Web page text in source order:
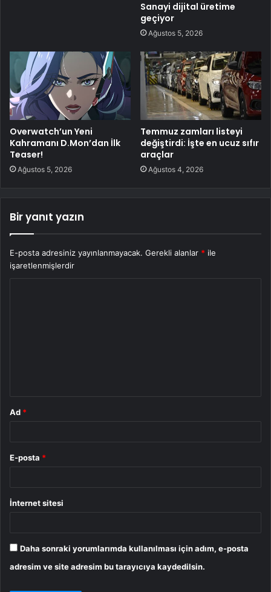
Sanayi dijital üretime
geçiyor
Ağustos 5, 2026
Overwatch’un Yeni
Kahramanı D.Mon’dan İlk
Teaser!
Ağustos 5, 2026
Temmuz zamları listeyi
değiştirdi: İşte en ucuz sıfır
araçlar
Ağustos 4, 2026
Bir yanıt yazın
E-posta adresiniz yayınlanmayacak. Gerekli alanlar * ile
işaretlenmişlerdir
Ad *
E-posta *
İnternet sitesi
Daha sonraki yorumlarımda kullanılması için adım, e-posta
adresim ve site adresim bu tarayıcıya kaydedilsin.